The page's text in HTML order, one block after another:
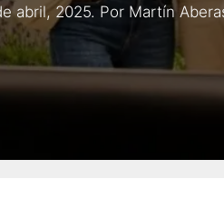
abril, 2025. Por Martín